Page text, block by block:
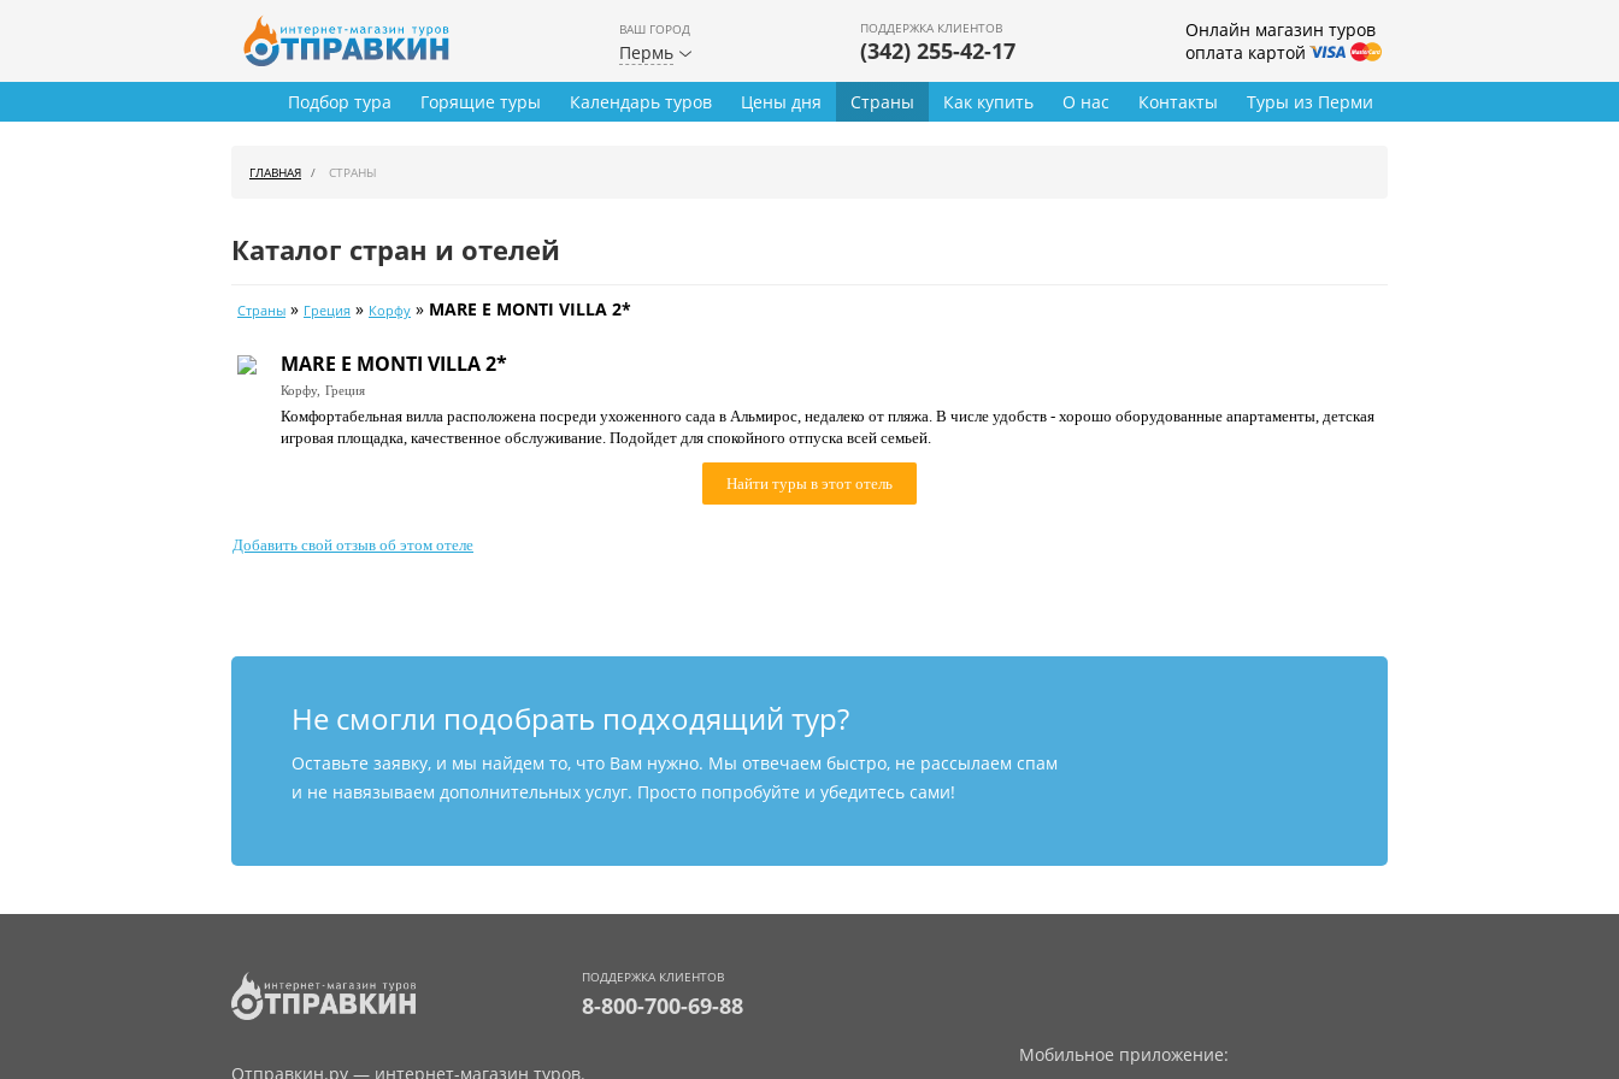
ВАШ ГОРОД
Пермь
ПОДДЕРЖКА КЛИЕНТОВ
(342) 255-42-17
Онлайн магазин туров
оплата картой
Туры из Перми
Подбор тура Горящие туры Календарь туров Цены дня Страны Как купить О нас Контакты
ГЛАВНАЯ СТРАНЫ
Каталог стран и отелей
Страны » Греция » Корфу » MARE E MONTI VILLA 2*
MARE E MONTI VILLA 2*
Корфу, Греция
Комфортабельная вилла расположена посреди ухоженного сада в Альмирос, недалеко от пляжа. В числе удобств - хорошо оборудованные апартаменты, детская
игровая площадка, качественное обслуживание. Подойдет для спокойного отпуска всей семьей.
Найти туры в этот отель
Добавить свой отзыв об этом отеле
Не смогли подобрать подходящий тур?
Оставьте заявку, и мы найдем то, что Вам нужно. Мы отвечаем быстро, не рассылаем спам
и не навязываем дополнительных услуг. Просто попробуйте и убедитесь сами!
ПОДДЕРЖКА КЛИЕНТОВ
8-800-700-69-88
Отправкин.ру — интернет-магазин туров.
Мобильное приложение: